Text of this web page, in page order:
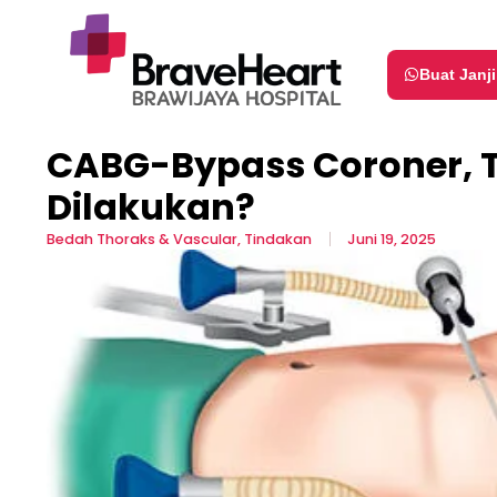
Buat Janji
CABG-Bypass Coroner,
Dilakukan?
Bedah Thoraks & Vascular, Tindakan Juni 19, 2025